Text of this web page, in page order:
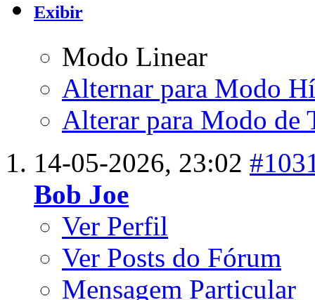
Exibir
Modo Linear
Alternar para Modo
Alterar para Modo de
14-05-2026, 23:02
Bob Joe
Ver Perfil
Ver Posts do Fórum
Mensagem Particular